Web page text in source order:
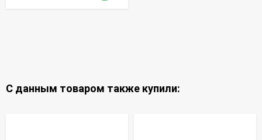
С данным товаром также купили: